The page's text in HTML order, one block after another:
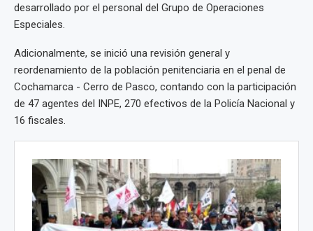
desarrollado por el personal del Grupo de Operaciones
Especiales.
Adicionalmente, se inició una revisión general y
reordenamiento de la población penitenciaria en el penal de
Cochamarca - Cerro de Pasco, contando con la participación
de 47 agentes del INPE, 270 efectivos de la Policía Nacional y
16 fiscales.